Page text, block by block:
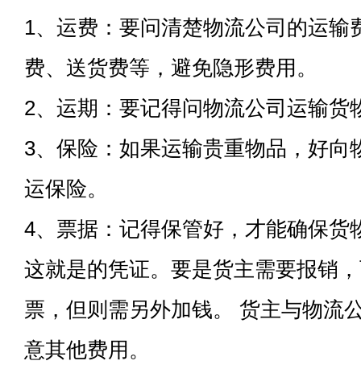
1、运费：要问清楚物流公司的运输
费、送货费等，避免隐形费用。
2、运期：要记得问物流公司运输货
3、保险：如果运输贵重物品，好向
运保险。
4、票据：记得保管好，才能确保货
这就是的凭证。要是货主需要报销
票，但则需另外加钱。 货主与物流
意其他费用。